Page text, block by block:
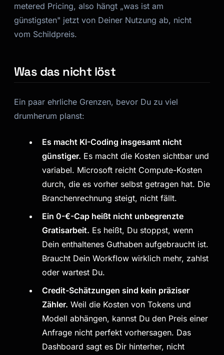
metered Pricing, also hängt „was ist am
günstigsten" jetzt von Deiner Nutzung ab, nicht
vom Schildpreis.
Was das nicht löst
Ein paar ehrliche Grenzen, bevor Du zu viel
drumherum planst:
Es macht KI-Coding insgesamt nicht
günstiger. Es macht die Kosten sichtbar und
variabel. Microsoft reicht Compute-Kosten
durch, die es vorher selbst getragen hat. Die
Branchenrechnung steigt, nicht fällt.
Ein 0-€-Cap heißt nicht unbegrenzte
Gratisarbeit. Es heißt, Du stoppst, wenn
Dein enthaltenes Guthaben aufgebraucht ist.
Braucht Dein Workflow wirklich mehr, zahlst
oder wartest Du.
Credit-Schätzungen sind kein präziser
Zähler. Weil die Kosten von Tokens und
Modell abhängen, kannst Du den Preis einer
Anfrage nicht perfekt vorhersagen. Das
Dashboard sagt es Dir hinterher, nicht